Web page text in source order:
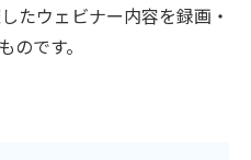
たウェビナー内容を録画・
のです。